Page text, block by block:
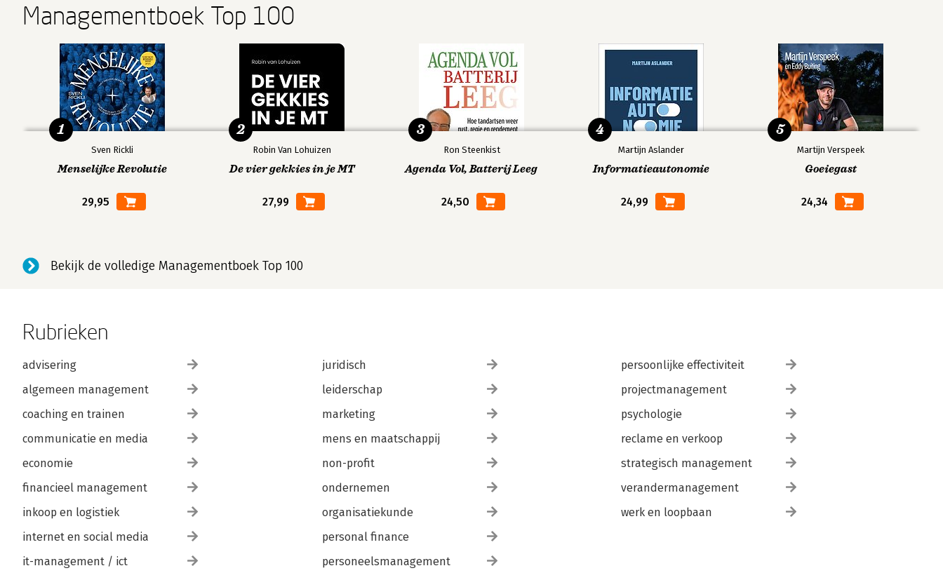
Managementboek Top 100
Sven Rickli
Menselijke Revolutie
29,95
1
Robin Van Lohuizen
De vier gekkies in je MT
27,99
2
Ron Steenkist
Agenda Vol, Batterij Leeg
24,50
3
Martijn Aslander
Informatieautonomie
24,99
4
Martijn Verspeek
Goeiegast
24,34
5
Bekijk de volledige Managementboek Top 100
Rubrieken
advisering
algemeen management
coaching en trainen
communicatie en media
economie
financieel management
inkoop en logistiek
internet en social media
it-management / ict
juridisch
leiderschap
marketing
mens en maatschappij
non-profit
ondernemen
organisatiekunde
personal finance
personeelsmanagement
persoonlijke effectiviteit
projectmanagement
psychologie
reclame en verkoop
strategisch management
verandermanagement
werk en loopbaan